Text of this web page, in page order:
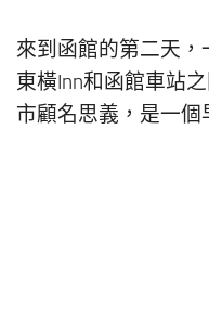
來到函館的第二天
東橫Inn和函館車站
市顧名思義，是一個